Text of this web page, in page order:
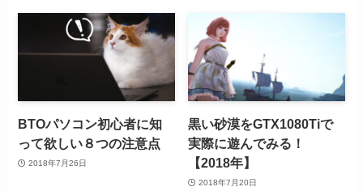
BTOパソコン初心者に知
って欲しい８つの注意点
2018年7月26日
黒い砂漠をGTX1080Tiで
実際に遊んでみる！
【2018年】
2018年7月20日